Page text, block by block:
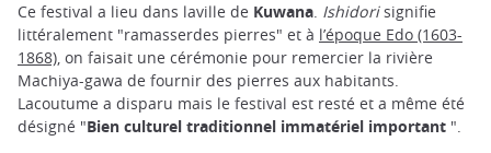
Ce festival a lieu dans laville de Kuwana. Ishidorisignifie
littéralement "ramasserdes pierres" et à l’époque Edo (1603-
1868), on faisait une cérémonie pour remercier la rivière
Machiya-gawa de fournir des pierres aux habitants.
Lacoutume a disparu mais le festival est resté et a même été
désigné "Bien culturel traditionnel immatériel important ".